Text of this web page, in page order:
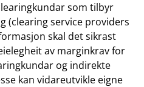
som tilbyr
(clearing service providers
skal det sikrast
av marginkrav for
og indirekte
kan vidareutvikle eigne